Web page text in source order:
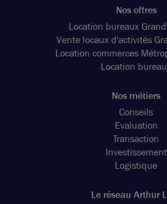
Nos offres
Location bureaux
Vente locaux d'activités
Location commerces
Location
Nos métiers
Conseils
Evaluation
Transaction
Investissement
Logistique
Le réseau Arthur